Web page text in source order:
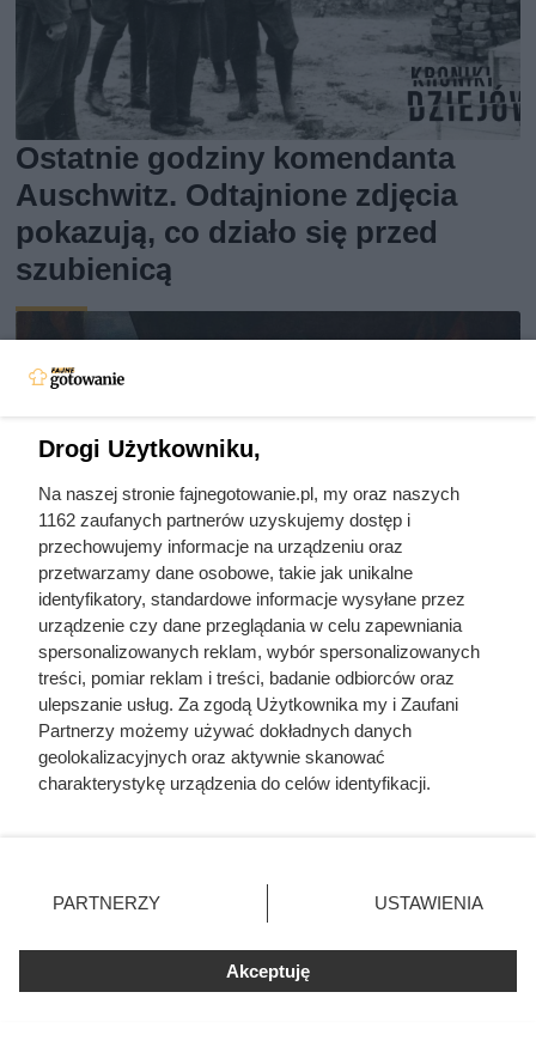
Ostatnie godziny komendanta
Auschwitz. Odtajnione zdjęcia
pokazują, co działo się przed
szubienicą
Dlaczego nikt nie chciał poślubić
syna Jana III Sobieskiego?
Odpowiedź zaskakuje
Drogi Użytkowniku,
Na naszej stronie fajnegotowanie.pl, my oraz naszych
1162 zaufanych partnerów uzyskujemy dostęp i
przechowujemy informacje na urządzeniu oraz
przetwarzamy dane osobowe, takie jak unikalne
identyfikatory, standardowe informacje wysyłane przez
urządzenie czy dane przeglądania w celu zapewniania
spersonalizowanych reklam, wybór spersonalizowanych
treści, pomiar reklam i treści, badanie odbiorców oraz
ulepszanie usług. Za zgodą Użytkownika my i Zaufani
Partnerzy możemy używać dokładnych danych
geolokalizacyjnych oraz aktywnie skanować
charakterystykę urządzenia do celów identyfikacji.
zmienić/wycofać klikając przycisk ustawień prywatności
znajdujący się w lewym dolnym rogu strony
rodzaje przetwarzania danych nie wymagają zgody
użytkownika, ale masz prawo sprzeciwić się takiemu
przetwarzaniu. Preferencje będą miały zastosowania tylko
PARTNERZY USTAWIENIA
Akceptuję